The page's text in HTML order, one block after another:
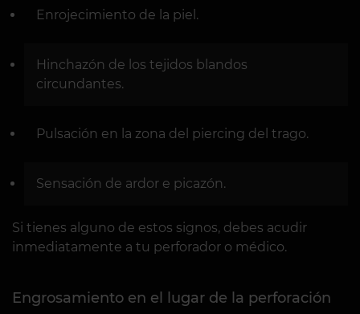
Enrojecimiento de la piel.
Hinchazón de los tejidos blandos
circundantes.
Pulsación en la zona del piercing del trago.
Sensación de ardor e picazón.
Si tienes alguno de estos signos, debes acudir
inmediatamente a tu perforador o médico.
Engrosamiento en el lugar de la perforación